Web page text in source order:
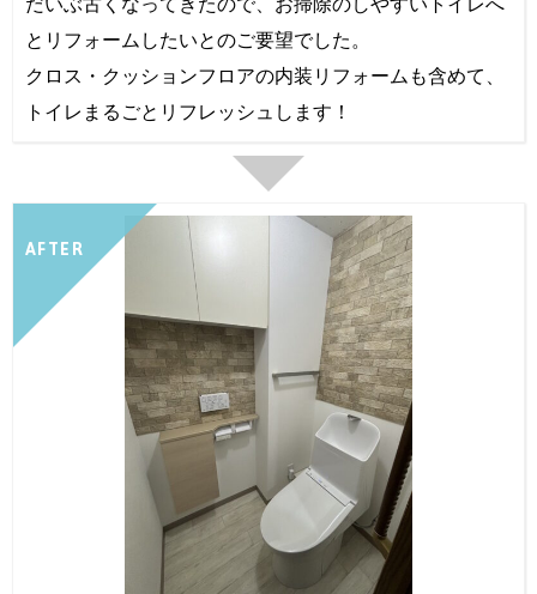
とリフォームしたいとのご要望でした。
クロス・クッションフロアの内装リフォームも含めて、
トイレまるごとリフレッシュします！
AFTER